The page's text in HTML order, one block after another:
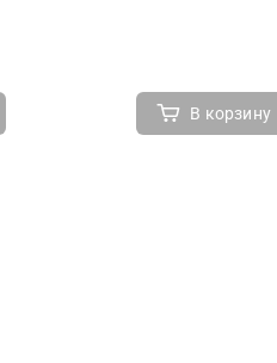
В корзину